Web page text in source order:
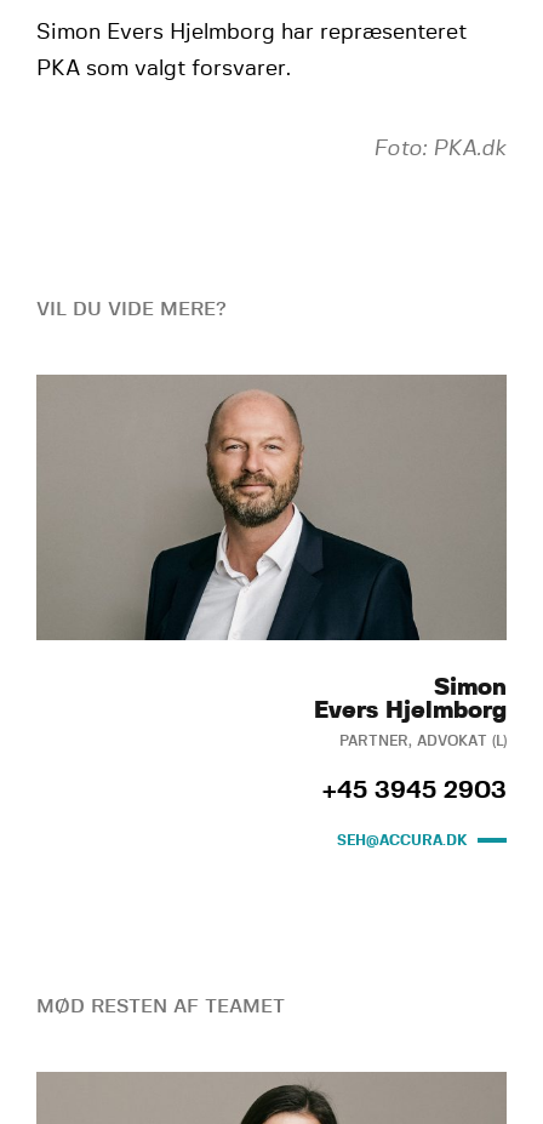
Simon Evers Hjelmborg har repræsenteret
PKA som valgt forsvarer.
Foto: PKA.dk
VIL DU VIDE MERE?
Simon
Evers Hjelmborg
PARTNER, ADVOKAT (L)
+45 3945 2903
SEH@ACCURA.DK
MØD RESTEN AF TEAMET